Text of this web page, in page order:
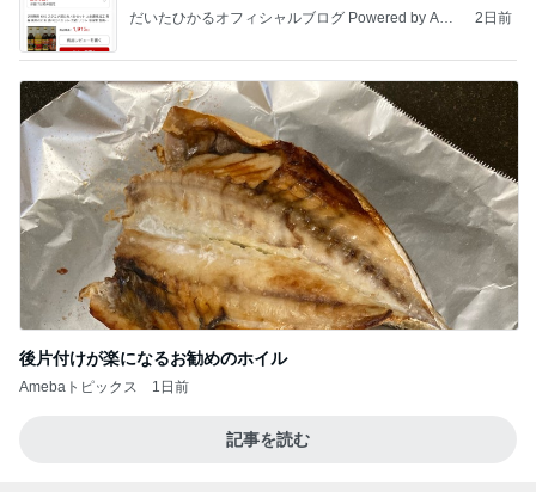
だいたひかるオフィシャルブログ Powered by Ame
2日前
後片付けが楽になるお勧めのホイル
Amebaトピックス 1日前
記事を読む